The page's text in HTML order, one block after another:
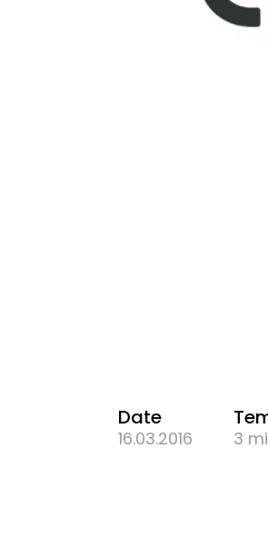
Date
16.03.2016 3